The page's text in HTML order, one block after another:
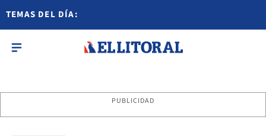
TEMAS DEL DÍA:
PUBLICIDAD